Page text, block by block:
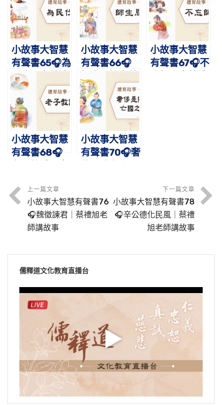
蔡禮旭老師講
故事
事
小故事大智慧
有聲書65🎧為
民伐罪｜蔡禮
旭老師講故事
小故事大智慧
有聲書66🎧
禮旭老師講故
事
小故事大智慧
有聲書67🎧不
小故事大智慧
有聲書68🎧
故事
小故事大智慧
有聲書70🎧奢
上一篇文章
小故事大智慧有聲書76
🎧魏徵諫君｜蔡禮旭老
師講故事
下一篇文章
小故事大智慧有聲書78
🎧辛公德化民風｜蔡禮
旭老師講故事
儒釋道文化教育直播台